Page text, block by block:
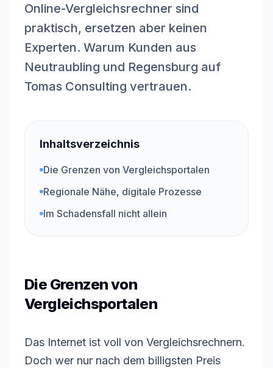
Online-Vergleichsrechner sind
praktisch, ersetzen aber keinen
Experten. Warum Kunden aus
Neutraubling und Regensburg auf
Tomas Consulting vertrauen.
Inhaltsverzeichnis
Die Grenzen von Vergleichsportalen
Regionale Nähe, digitale Prozesse
Im Schadensfall nicht allein
Die Grenzen von
Vergleichsportalen
Das Internet ist voll von Vergleichsrechnern.
Doch wer nur nach dem billigsten Preis